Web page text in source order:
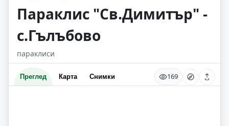
Параклис "Св.Димитър" -
с.Гълъбово
параклиси
Преглед Карта Снимки 169